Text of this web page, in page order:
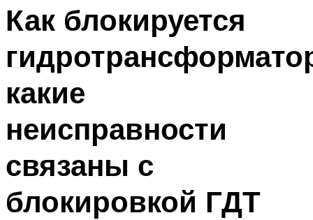
МЕНЮ
Как блокируется
какие
неисправности
связаны с
блокировкой ГДТ